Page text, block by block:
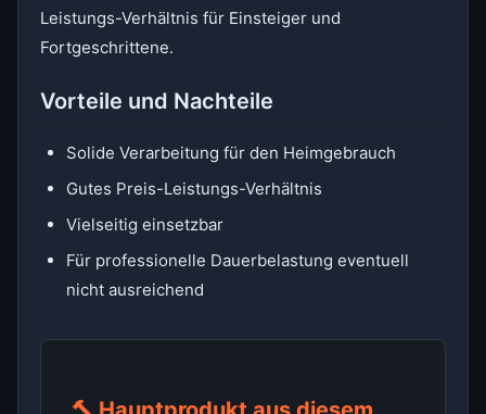
Leistungs-Verhältnis für Einsteiger und
Fortgeschrittene.
Vorteile und Nachteile
Solide Verarbeitung für den Heimgebrauch
Gutes Preis-Leistungs-Verhältnis
Vielseitig einsetzbar
Für professionelle Dauerbelastung eventuell
nicht ausreichend